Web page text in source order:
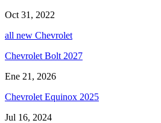
Oct 31, 2022
all new Chevrolet
Chevrolet Bolt 2027
Ene 21, 2026
Chevrolet Equinox 2025
Jul 16, 2024